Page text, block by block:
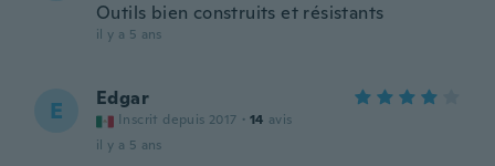
Outils bien construits et résistants
il y a 5 ans
E Edgar
Inscrit depuis 2017 · 14 avis
il y a 5 ans